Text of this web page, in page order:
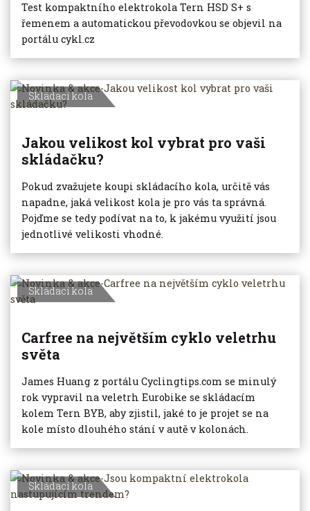
Test kompaktního elektrokola Tern HSD S+ s
řemenem a automatickou převodovkou se objevil na
portálu cykl.cz
Skládací kola
Jakou velikost kol vybrat pro vaši
skládačku?
Pokud zvažujete koupi skládacího kola, určitě vás
napadne, jaká velikost kola je pro vás ta správná.
Pojďme se tedy podívat na to, k jakému využití jsou
jednotlivé velikosti vhodné.
Skládací kola
Carfree na největším cyklo veletrhu
světa
James Huang z portálu Cyclingtips.com se minulý
rok vypravil na veletrh Eurobike se skládacím
kolem Tern BYB, aby zjistil, jaké to je projet se na
kole místo dlouhého stání v autě v kolonách.
Skládací kola